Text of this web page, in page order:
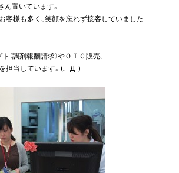
ん置いています。
客様も多く、笑顔を忘れず接客していました
（調剤報酬請求）やＯＴＣ販売、
当しています。(｡･Д･)ゞ